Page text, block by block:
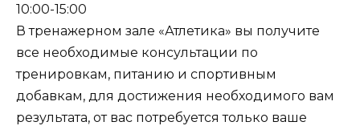
10:00-15:00
В тренажерном зале «Атлетика» вы получите
все необходимые консультации по
тренировкам, питанию и спортивным
добавкам, для достижения необходимого вам
результата, от вас потребуется только ваше